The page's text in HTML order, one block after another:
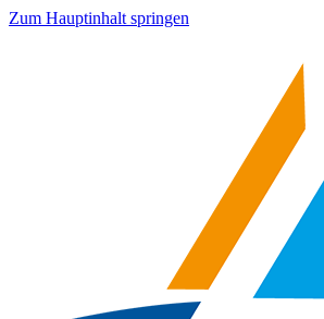
Zum Hauptinhalt springen